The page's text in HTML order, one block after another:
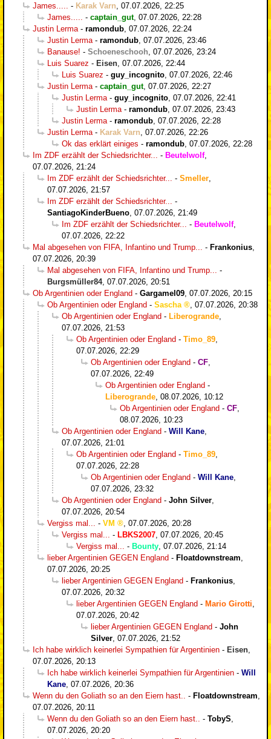
James.....
- Karak Varn 07.07.2026, 22:25
James.....
- captain_gut, 07.07.2026, 22:28
Justin Lerma - ramondub 07.07.2026, 22:24
Justin Lerma - ramondub 07.07.2026, 23:46
Banause! - Schoeneschooh 07.07.2026, 23:24
Luis Suarez - Eisen 07.07.2026, 22:44
Luis Suarez - guy_incognito 07.07.2026, 22:46
Justin Lerma - captain_gut, 07.07.2026, 22:27
Justin Lerma - guy_incognito 07.07.2026, 22:41
Justin Lerma - ramondub 07.07.2026, 23:43
Justin Lerma - ramondub 07.07.2026, 22:28
Justin Lerma - Karak Varn 07.07.2026, 22:26
Ok das erklärt einiges - ramondub 07.07.2026, 22:28
Im ZDF erzählt der Schiedsrichter...
- Beutelwolf,
07.07.2026, 21:24
Im ZDF erzählt der Schiedsrichter...
- Smeller
07.07.2026, 21:57
Im ZDF erzählt der Schiedsrichter...
-
SantiagoKinderBueno 07.07.2026, 21:49
Im ZDF erzählt der Schiedsrichter...
- Beutelwolf,
07.07.2026, 22:22
Mal abgesehen von FIFA, Infantino und Trump...
- Frankonius
07.07.2026, 20:39
Mal abgesehen von FIFA, Infantino und Trump...
-
Burgsmüller84, 07.07.2026, 20:51
Ob Argentinien oder England - Gargamel09 07.07.2026, 20:15
Ob Argentinien oder England - Sascha
07.07.2026, 20:38
Ob Argentinien oder England - Liberogrande
07.07.2026, 21:53
Ob Argentinien oder England - Timo_89
07.07.2026, 22:29
Ob Argentinien oder England - CF
07.07.2026, 22:49
Ob Argentinien oder England -
Liberogrande 08.07.2026, 10:12
Ob Argentinien oder England - CF
08.07.2026, 10:23
Ob Argentinien oder England - Will Kane
07.07.2026, 21:01
Ob Argentinien oder England - Timo_89
07.07.2026, 22:28
Ob Argentinien oder England - Will Kane
07.07.2026, 23:32
Ob Argentinien oder England - John Silver
07.07.2026, 20:54
Vergiss mal...
- VM
07.07.2026, 20:28
Vergiss mal...
- LBKS2007 07.07.2026, 20:45
Vergiss mal...
- Bounty 07.07.2026, 21:14
lieber Argentinien GEGEN England - Floatdownstream
07.07.2026, 20:25
lieber Argentinien GEGEN England - Frankonius
07.07.2026, 20:32
lieber Argentinien GEGEN England - Mario Girotti
07.07.2026, 20:42
lieber Argentinien GEGEN England - John
Silver 07.07.2026, 21:52
Ich habe wirklich keinerlei Sympathien für Argentinien - Eisen
07.07.2026, 20:13
Ich habe wirklich keinerlei Sympathien für Argentinien - Will
Kane 07.07.2026, 20:36
Wenn du den Goliath so an den Eiern hast..
- Floatdownstream
07.07.2026, 20:11
Wenn du den Goliath so an den Eiern hast..
- TobyS
07.07.2026, 20:20